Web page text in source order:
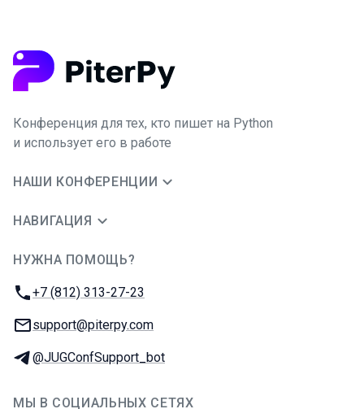
Конференция для тех, кто пишет на Python
и использует его в работе
НАШИ КОНФЕРЕНЦИИ
НАВИГАЦИЯ
НУЖНА ПОМОЩЬ?
Телефон:
+7 (812) 313-27-23
E-mail:
support@piterpy.com
Телеграм:
@JUGConfSupport_bot
МЫ В СОЦИАЛЬНЫХ СЕТЯХ